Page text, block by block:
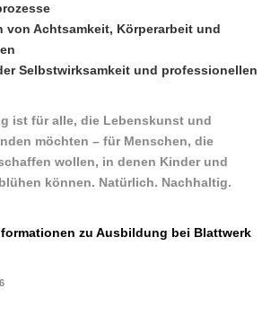
von Achtsamkeit, Körperarbeit und
Selbstwirksamkeit und professionellen
ist für alle, die Lebenskunst und
möchten – für Menschen, die
wollen, in denen Kinder und
können. Natürlich. Nachhaltig.
zu Ausbildung bei Blattwerk